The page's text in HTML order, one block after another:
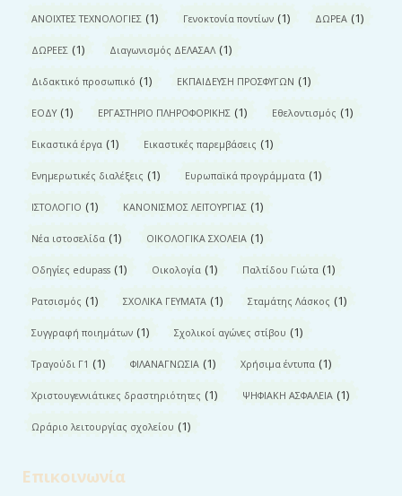
ΑΝΟΙΧΤΕΣ ΤΕΧΝΟΛΟΓΙΕΣ (1) Γενοκτονία ποντίων (1) ΔΩΡΕΑ (1)
ΔΩΡΕΕΣ (1) Διαγωνισμός ΔΕΛΑΣΑΛ (1)
Διδακτικό προσωπικό (1) ΕΚΠΑΙΔΕΥΣΗ ΠΡΟΣΦΥΓΩΝ (1)
ΕΟΔΥ (1) ΕΡΓΑΣΤΗΡΙΟ ΠΛΗΡΟΦΟΡΙΚΗΣ (1) Εθελοντισμός (1)
Εικαστικά έργα (1) Εικαστικές παρεμβάσεις (1)
Ενημερωτικές διαλέξεις (1) Ευρωπαϊκά προγράμματα (1)
ΙΣΤΟΛΟΓΙΟ (1) ΚΑΝΟΝΙΣΜΟΣ ΛΕΙΤΟΥΡΓΙΑΣ (1)
Νέα ιστοσελίδα (1) ΟΙΚΟΛΟΓΙΚΑ ΣΧΟΛΕΙΑ (1)
Οδηγίες edupass (1) Οικολογία (1) Παλτίδου Γιώτα (1)
Ρατσισμός (1) ΣΧΟΛΙΚΑ ΓΕΥΜΑΤΑ (1) Σταμάτης Λάσκος (1)
Συγγραφή ποιημάτων (1) Σχολικοί αγώνες στίβου (1)
Τραγούδι Γ1 (1) ΦΙΛΑΝΑΓΝΩΣΙΑ (1) Χρήσιμα έντυπα (1)
Χριστουγεννιάτικες δραστηριότητες (1) ΨΗΦΙΑΚΗ ΑΣΦΑΛΕΙΑ (1)
Ωράριο λειτουργίας σχολείου (1)
Επικοινωνία